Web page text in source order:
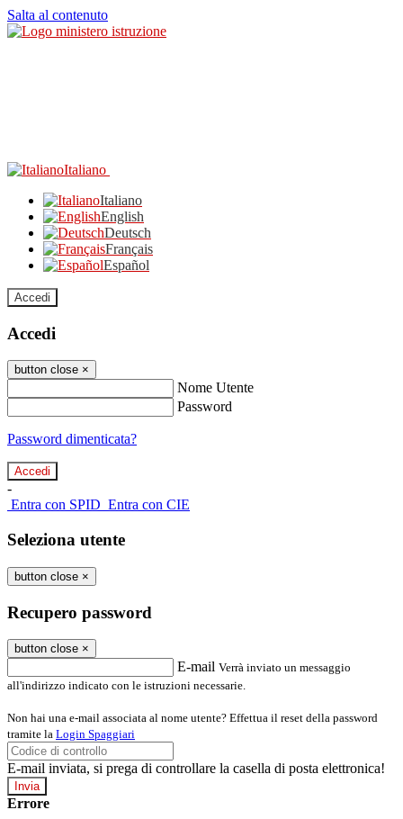
Salta al contenuto
Italiano
Italiano
English
Deutsch
Français
Español
Accedi
Accedi
button close ×
Nome Utente
Password
Password dimenticata?
-
Entra con SPID Entra con CIE
Seleziona utente
button close ×
Recupero password
button close ×
E-mail Verrà inviato un messaggio
all'indirizzo indicato con le istruzioni necessarie.
Non hai una e-mail associata al nome utente? Effettua il reset della password
tramite la Login Spaggiari
E-mail inviata, si prega di controllare la casella di posta elettronica!
Errore